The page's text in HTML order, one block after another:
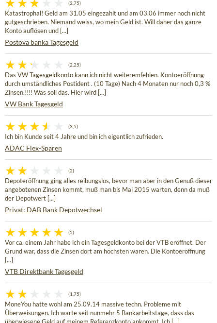
(2,75)
Katastrophal! Geld am 31.05 eingezahlt und am 03.06 immer noch nicht
gutgeschrieben. Niemand weiss, wo mein Geld ist. Will daher das ganze
Konto auflösen und [...]
Postova banka Tagesgeld
(2,25)
Das VW Tagesgeldkonto kann ich nicht weiteremfehlen. Kontoeröffnung
durch umständliches Postident . (10 Tage) Nach 4 Monaten nur noch 0,3 %
Zinsen.!!!! Was soll das. Hier wird [...]
VW Bank Tagesgeld
(3,5)
Ich bin Kunde seit 4 Jahre und bin ich eigentlich zufrieden.
ADAC Flex-Sparen
(2)
Depoteröffnung ging alles reibungslos, bevor man aber in den Genuß dieser
angebotenen Zinsen kommt, muß man bis Mai 2015 warten, denn da muß
der Depotwert [...]
Privat: DAB Bank Depotwechsel
(5)
Vor ca. einem Jahr habe ich ein Tagesgeldkonto bei der VTB eröffnet. Der
Grund war, dass die Zinsen dort am höchsten waren. Die Kontoeröffnung
[...]
VTB Direktbank Tagesgeld
(1,75)
MoneYou hatte wohl am 25.09.14 massive techn. Probleme mit
Überweisungen. Ich warte seit nunmehr 5 Bankarbeitstage, dass das